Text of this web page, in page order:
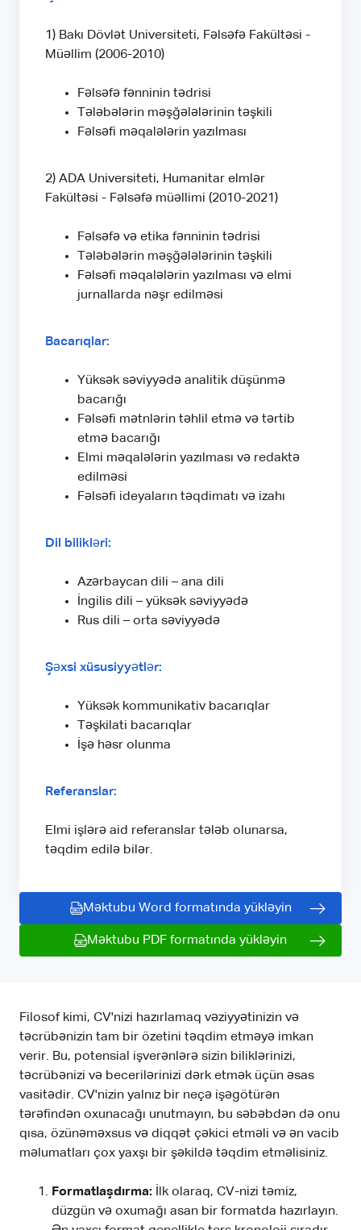
1) Bakı Dövlət Universiteti, Fəlsəfə Fakültəsi -
Müəllim (2006-2010)
Fəlsəfə fənninin tədrisi
Tələbələrin məşğələlərinin təşkili
Fəlsəfi məqalələrin yazılması
2) ADA Universiteti, Humanitar elmlər
Fakültəsi - Fəlsəfə müəllimi (2010-2021)
Fəlsəfə və etika fənninin tədrisi
Tələbələrin məşğələlərinin təşkili
Fəlsəfi məqalələrin yazılması və elmi
jurnallarda nəşr edilməsi
Bacarıqlar:
Yüksək səviyyədə analitik düşünmə
bacarığı
Fəlsəfi mətnlərin təhlil etmə və tərtib
etmə bacarığı
Elmi məqalələrin yazılması və redaktə
edilməsi
Fəlsəfi ideyaların təqdimatı və izahı
Dil bilikləri:
Azərbaycan dili – ana dili
İngilis dili – yüksək səviyyədə
Rus dili – orta səviyyədə
Şəxsi xüsusiyyətlər:
Yüksək kommunikativ bacarıqlar
Təşkilati bacarıqlar
İşə həsr olunma
Referanslar:
Elmi işlərə aid referanslar tələb olunarsa,
təqdim edilə bilər.
Məktubu Word formatında yükləyin
Məktubu PDF formatında yükləyin
Filosof kimi, CV'nizi hazırlamaq vəziyyətinizin və
təcrübənizin tam bir özetini təqdim etməyə imkan
verir. Bu, potensial işverənlərə sizin biliklərinizi,
təcrübənizi və becerilərinizi dərk etmək üçün əsas
vasitədir. CV'nizin yalnız bir neçə işəgötürən
tərəfindən oxunacağı unutmayın, bu səbəbdən də onu
qısa, özünəməxsus və diqqət çəkici etməli və ən vacib
məlumatları çox yaxşı bir şəkildə təqdim etməlisiniz.
Formatlaşdırma: İlk olaraq, CV-nizi təmiz,
düzgün və oxumağı asan bir formatda hazırlayın.